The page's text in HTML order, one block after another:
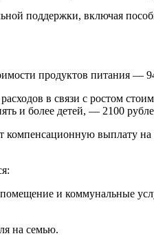
поддержки, включая
продуктов питания —
в связи с ростом
и более детей, — 2100
выплату
и коммунальные
на семью.